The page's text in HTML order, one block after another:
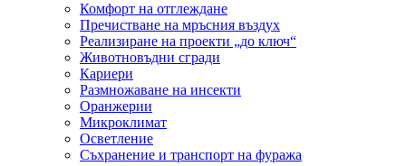
Комфорт на отглеждане
Пречистване на мръсния въздух
Реализиране на проекти „до ключ“
Животновъдни сгради
Кариери
Размножаване на инсекти
Оранжерии
Микроклимат
Осветление
Съхранение и транспорт на фуража